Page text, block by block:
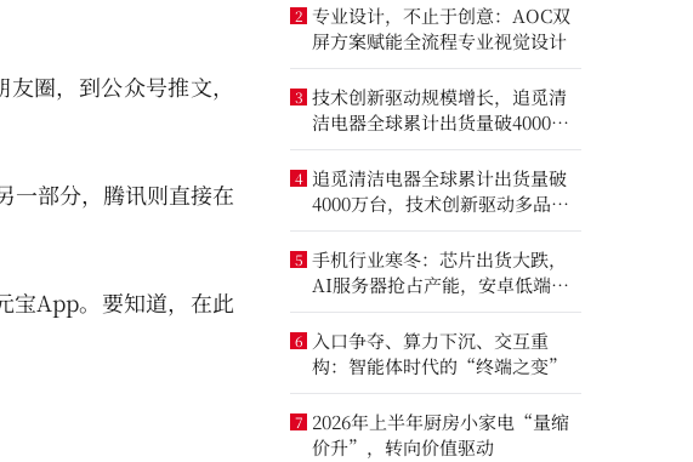
圈，到公众号推文，
一部分，腾讯则直接在
宝App。要知道，在此
2 专业设计，不止于创意：AOC双
屏方案赋能全流程专业视觉设计
3 技术创新驱动规模增长，追觅清
洁电器全球累计出货量破4000万
台
4 追觅清洁电器全球累计出货量破
4000万台，技术创新驱动多品类
增长
5 手机行业寒冬：芯片出货大跌，
AI服务器抢占产能，安卓低端压
力最大
6
入口争夺、算力下沉、交互重
构：智能体时代的“终端之变”
7 2026年上半年厨房小家电“量缩
价升”，转向价值驱动